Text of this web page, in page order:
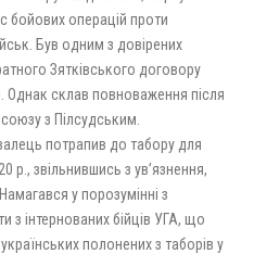
бойових операцій проти
Був одним з довірених
Зятківського договору
Однак склав повноваження після
з Пілсудським.
потрапив до табору для
р., звільнившись з ув’язнення,
у порозумінні з
інтернованих бійців УГА, що
полонених з таборів у